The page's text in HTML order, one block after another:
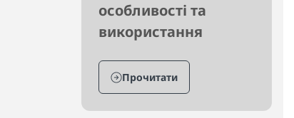
особливості та
використання
Прочитати